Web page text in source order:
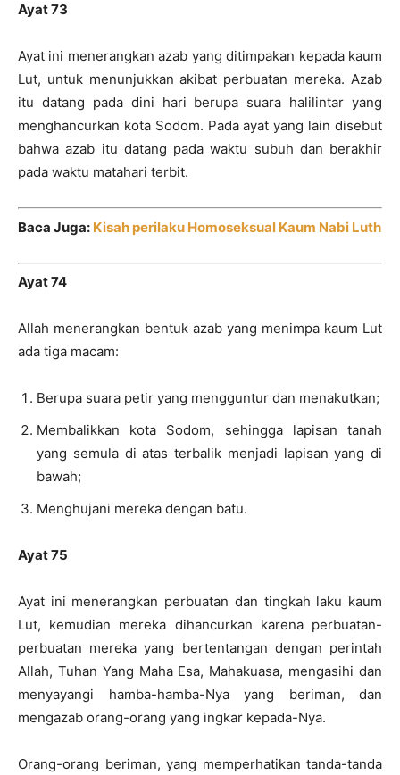
Ayat 73
Ayat ini menerangkan azab yang ditimpakan kepada kaum
Lut, untuk menunjukkan akibat perbuatan mereka. Azab
itu datang pada dini hari berupa suara halilintar yang
menghancurkan kota Sodom. Pada ayat yang lain disebut
bahwa azab itu datang pada waktu subuh dan berakhir
pada waktu matahari terbit.
Baca Juga: Kisah perilaku Homoseksual Kaum Nabi Luth
Ayat 74
Allah menerangkan bentuk azab yang menimpa kaum Lut
ada tiga macam:
Berupa suara petir yang mengguntur dan menakutkan;
Membalikkan kota Sodom, sehingga lapisan tanah
yang semula di atas terbalik menjadi lapisan yang di
bawah;
Menghujani mereka dengan batu.
Ayat 75
Ayat ini menerangkan perbuatan dan tingkah laku kaum
Lut, kemudian mereka dihancurkan karena perbuatan-
perbuatan mereka yang bertentangan dengan perintah
Allah, Tuhan Yang Maha Esa, Mahakuasa, mengasihi dan
menyayangi hamba-hamba-Nya yang beriman, dan
mengazab orang-orang yang ingkar kepada-Nya.
Orang-orang beriman, yang memperhatikan tanda-tanda